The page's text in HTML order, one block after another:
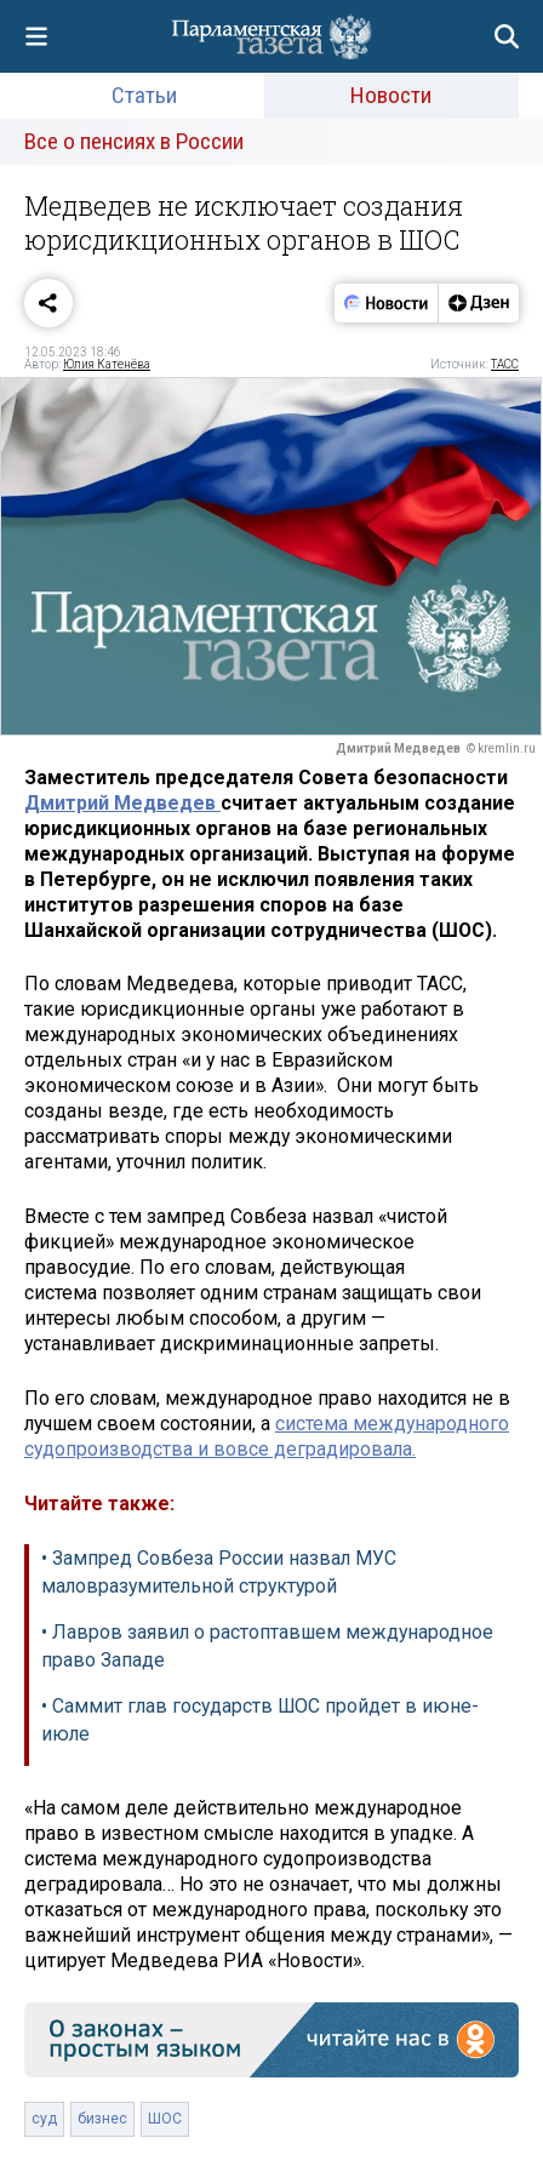
Статьи
Новости
Все о пенсиях в России
Медведев не исключает создания
юрисдикционных органов в ШОС
12.05.2023 18:46
Автор: Юлия Катенёва Источник:ТАСС
Дмитрий Медведев © kremlin.ru
Заместитель председателя Совета безопасности
Дмитрий Медведев считает актуальным создание
юрисдикционных органов на базе региональных
международных организаций. Выступая на форуме
в Петербурге, он не исключил появления таких
институтов разрешения споров на базе
Шанхайской организации сотрудничества (ШОС).
По словам Медведева, которые приводит ТАСС,
такие юрисдикционные органы уже работают в
международных экономических объединениях
отдельных стран «и у нас в Евразийском
экономическом союзе и в Азии». Они могут быть
созданы везде, где есть необходимость
рассматривать споры между экономическими
агентами, уточнил политик.
Вместе с тем зампред Совбеза назвал «чистой
фикцией» международное экономическое
правосудие. По его словам, действующая
система позволяет одним странам защищать свои
интересы любым способом, а другим —
устанавливает дискриминационные запреты.
По его словам, международное право находится не в
лучшем своем состоянии, а система международного
судопроизводства и вовсе деградировала.
Читайте также:
• Зампред Совбеза России назвал МУС
маловразумительной структурой
• Лавров заявил о растоптавшем международное
право Западе
• Саммит глав государств ШОС пройдет в июне-
июле
«На самом деле действительно международное
право в известном смысле находится в упадке. А
система международного судопроизводства
деградировала… Но это не означает, что мы должны
отказаться от международного права, поскольку это
важнейший инструмент общения между странами», —
цитирует Медведева РИА «Новости».
суд бизнес ШОС